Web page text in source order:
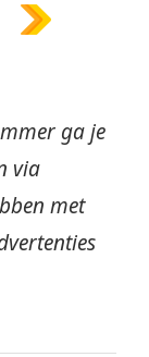
ga je
via
met